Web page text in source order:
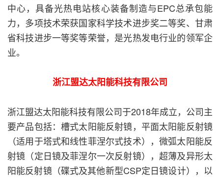
中心，具备光热电站核心装备制造与EPC总承包能
力，多项技术荣获国家科学技术进步奖二等奖、甘肃
省科技进步一等奖等荣誉，是光热发电行业的领军企
业。
浙江盟达太阳能科技有限公司
浙江盟达太阳能科技有限公司于2018年成立，公司主
要产品包括：槽式太阳能反射镜，平面太阳能反射镜
（适用于塔式和线性菲涅尔式技术），微弧太阳能反
射镜（定日镜及菲涅尔一次反射镜），超薄及异形太
阳能反射镜（碟式及其他新型CSP定日镜设计），以